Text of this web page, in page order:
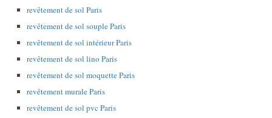
revêtement de sol Paris
revêtement de sol souple Paris
revêtement de sol intérieur Paris
revêtement de sol lino Paris
revêtement de sol moquette Paris
revêtement murale Paris
revêtement de sol pvc Paris